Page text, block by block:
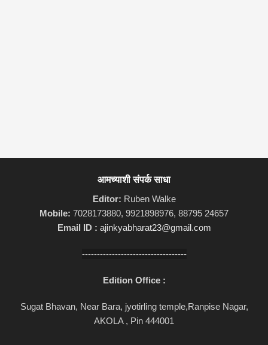
आमच्याशी संपर्क साधा
Editor: Ruben Walke
Mobile: 7028173880, 9921898976, 88795 24657
Email ID : ajinkyabharat23@gmail.com
-----------------------------------
Edition Office :
Sugat Bhavan, Near Bara, jyotirling temple,Ranpise Nagar,
AKOLA , Pin 444001